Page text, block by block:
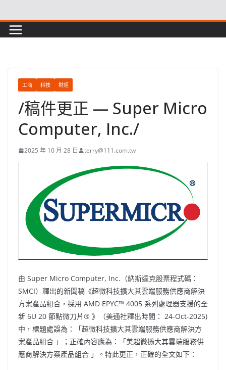
to
content
工商 科技 財經
/稿件更正 — Super Micro
Computer, Inc./
2025 年 10 月 28 日 terry@111.com.tw
由 Super Micro Computer, Inc.（納斯達克股票程式碼：
SMCI）釋出的新聞稿《超微科技擴大其雲端服務供應商解決
方案產品組合，採用 AMD EPYC™ 4005 系列處理器支援的全
新 6U 20 節點微刀片® 》（美通社釋出時間： 24-Oct-2025)
中，標題處誤為：「超微科技擴大其雲端服務供應商解決方
案產品組合 」；正確內容應為：「美超微擴大其雲端服務供
應商解決方案產品組合 」。特此更正，正確的全文如下：